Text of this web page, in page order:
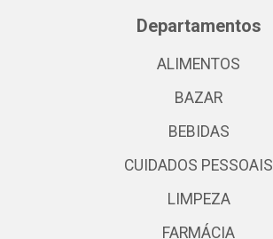
Departamentos
ALIMENTOS
BAZAR
BEBIDAS
CUIDADOS PESSOAIS
LIMPEZA
FARMÁCIA